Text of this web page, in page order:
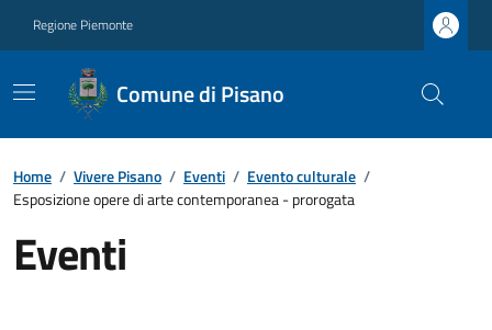
Regione Piemonte
Comune di Pisano
Home / Vivere Pisano / Eventi / Evento culturale /
Esposizione opere di arte contemporanea - prorogata
Eventi